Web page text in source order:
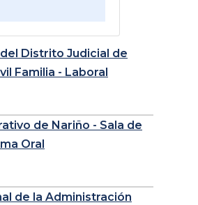
Distrito Judicial de
Familia - Laboral
de Nariño - Sala de
Oral
de la Administración